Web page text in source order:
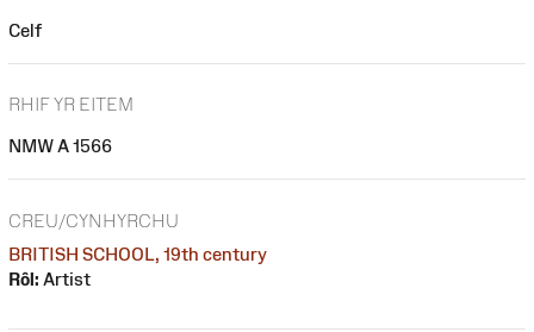
Celf
RHIF YR EITEM
NMW A 1566
CREU/CYNHYRCHU
BRITISH SCHOOL, 19th century
Rôl: Artist